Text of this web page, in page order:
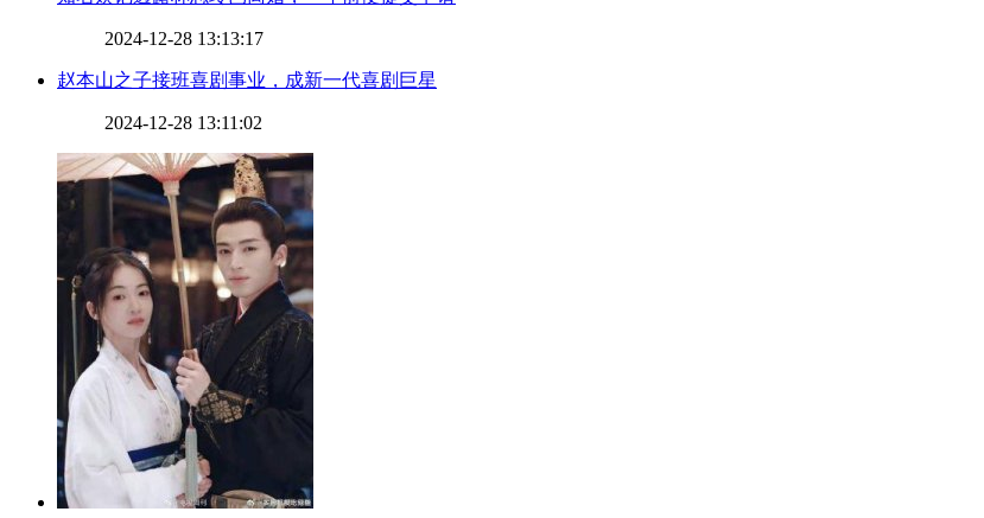
2024-12-28 13:13:17
​赵本山之子接班喜剧事业，成新一代喜剧巨星
2024-12-28 13:11:02